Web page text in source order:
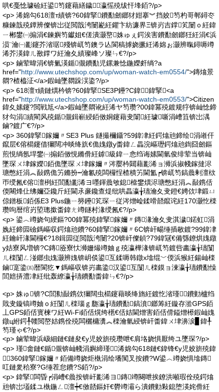
哄€戞惗璩硷紝鍙笉鑳藉繕鐬瀛愮殑绂忓埄銆?/p>
<p> 浠婂勾618澶т績锛?60鍏掔鐨勫劒鎯犲姏搴︾挡姣笉杓哥郸鐞冭
糠鍊戠殑鐔辨儏锛岀従閲戠洿闄嶏紝鑺卞紡濂界Ξ锛岃吉鐣笂闄ｏ紝鍏
ㄧ郴鐢㈠搧涓€鍊嬩笉钀姐€傞潰灏嶅姝ゅぇ鍔涘害鐨勫劒鎯狅紝涓€浜
涢¨瀹㈠彲鑳芥渻琚殘锛屼笉鐭ラ亾閬稿摢娆撅紝浠婂ぉ灏辨暣鐞嗕竴
浠芥渶鍏ㄦ敾鐣ワ紝瀹夊績璨峰ソ璨ㄣ€?/p>
<p> 鏀荤暐涓€锛氭渶鍎儬鐨勫児鏍兼惗鍦嬫皯绱?a
href="http://www.utechshop.com/up/woman-watch-em0554/">鏄熻景
閷?楂橀泟</a>鍜屾墜閷跺洖鍌?/p>
<p> 618澶т績鏈熼枔锛?60鍏掔SE3P鑸?C鍏╂鍏掔<a
href="http://www.utechshop.com/up/woman-watch-em0553/">Citizen
鍏夊嫊鑳?閲戦尪</a>鍜屾墜閷讹紝浠ヤ笉瓒?00鍏冪殑鍍规牸锛屾惗鍗
犲勾涓績閵风殑鍎儬鍓嶄綅銆傚姛鑳藉叏闈紝璩噺涓嶆笡锛岀湡
鏀?鍍广€?/p>
<p> 360鍏掔鎵嬭〃SE3 Plus 鐩撮檷鑷?59鍏冿紝鍔熻兘鍗绘涓嶉仠
鑹层€傛櫤鑳借獮闊冲晱绛斻€佹媿鐓у畨鍏ㄥ畾浣嶇瓑鍔熻兘鍧囧劒鏂
煎悓绱氬垾鐢㈠搧銆傚悓鏅傦紝鎼級鍏ㄧ悆绉诲嫊閫氫俊绯荤当锛屾
墜琛ㄨ垏鎵嬫銆佹墜琛ㄨ垏鎵嬭〃涔嬮枔閮藉彲浠ョ浉浜掓帴鎵撻浕
瑭憋紝涓︽敮鎸佹竻鏅扮┅瀹氱殑闆欏悜楂樻竻閫氳┍锛屼笉鎬曟剰澶栨
帀绶氥€傛澶栵紝閭勫彲浠ヨ嚜鍕曟敂鎴檶鐢熼浕瑭憋紝涓︽敮鎸佸
偄闀烽仩绋嬭亞鑱斤紝閫氶亷鑱查煶纰哄畾瀛╁瓙瀹夊叏鐙€娉佽垏鍛ㄩ
倞鐠板銆係E3 Plus鍦ㄧ簩鑸笂琛ㄧ従涔熷崄鍒嗗嚭鑹诧紝170灏忔檪
瓒呴暦绾岃埅璁撳畨鍏ㄤ竴鐩村湪绶氥€?/p>
<p> 鍙︿竴娆句綆鏂?00鍏冪殑鍏掔鎵嬭〃鏄湪瀹夊叏淇濊鍩虹涓
婏紝鍗囩礆鎷嶇収鍔熻兘鐨?60鍏掔鎵嬭〃6C锛屽畼缍插敭鍍?99鍏冿
紝鑰屽湪閫欏€?18鍓囩従閲戠洿闄?20锛屽儏鍞?79鍏冦€備綔鐐烘媿鐓
у姞寮风増锛?C鏄厱寮忕浉姗熶竴妯ｇ殑瀛樺湪锛屼笉鍍呰畵瀛╁瓙闅
ㄦ檪闅ㄥ湴鎯虫媿灏辨媿锛岄倓鍙互鍒嗕韩鐓х墖绲﹀偄浜猴紝鍚屾檪
鏀寔鍌㈤暦閬犵▼鎷嶇収锛岃畵鍌汉鍙互闅ㄦ檪鏌ョ湅瀛╁瓙鐨勫懆
閭婄挵澧冿紝纰轰繚瀛╁瓙鐨勫畨鍏ㄣ€?/p>
<p> 姝ゅ锛?C閭勬敮鎸佽獮闊虫櫤鑳藉晱绛旓紝鍍忔渻瑾┍鐨勭櫨绉
戝叏鏇镐竴妯ｏ紝闅ㄦ檪瑙ｇ瓟瀛╁瓙鐨勫鎬濆鎯筹紝鏇存湁GPS銆
丄GPS銆佸寳楝ワ紝Wi-Fi銆佸熀绔欍€佸姞閫熷害銆佸偝鎰熷櫒鍜屾媿
鐓ц紨鍔╀竷閲嶅姞鎸佺殑闆欐槦瀵︽檪瀹氫綅锛屽畨鍏ㄨ垏濞涙▊鍏╀
笉瑾ゃ€?/p>
<p> 鏀荤暐浜岋細鏈€鏈夋€у児姣旂殑瓒呭€肩垎娆惧厭绔ユ墜琛?/p>
<p> 瑾畬鏈€鍎儬锛屾帴涓嬩締瑾浠婂勾618鏈€鍏锋€у児姣旂殑鍏
╂360鍏掔鎵嬭〃銆備竴娆炬槸涓绘墦闃叉按鐨?W鍙︿竴娆惧墖鏄
叿鏈夎秴寮?G缍茬怠鐨?S銆?/p>
<p> 鍏掔闆昏┍涓嶆€曟按锛屽彲浠ヨ鏄竴闋呭挨鐐洪噸瑕佺殑鍔熻
兘锛岀壒鍒ユ槸鍦ㄥ澶┿€傚嚭鏂奸€欎竴灞ら潰鐨勭敤鎴堕渶姹傦紝